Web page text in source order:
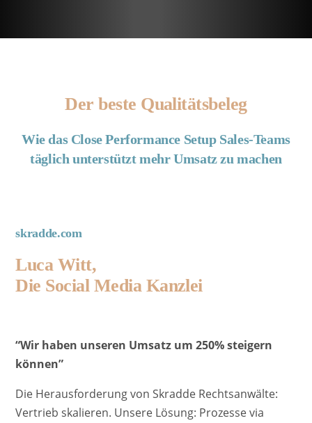
Der beste Qualitätsbeleg
Wie das Close Performance Setup Sales-Teams
täglich unterstützt mehr Umsatz zu machen
skradde.com
Luca Witt,
Die Social Media Kanzlei
“Wir haben unseren Umsatz um 250% steigern
können”
Die Herausforderung von Skradde Rechtsanwälte:
Vertrieb skalieren. Unsere Lösung: Prozesse via